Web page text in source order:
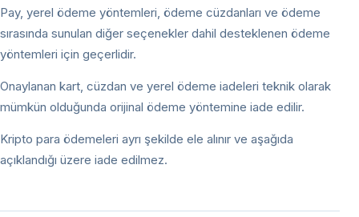
Pay, yerel ödeme yöntemleri, ödeme cüzdanları ve ödeme
sırasında sunulan diğer seçenekler dahil desteklenen ödeme
yöntemleri için geçerlidir.
Onaylanan kart, cüzdan ve yerel ödeme iadeleri teknik olarak
mümkün olduğunda orijinal ödeme yöntemine iade edilir.
Kripto para ödemeleri ayrı şekilde ele alınır ve aşağıda
açıklandığı üzere iade edilmez.